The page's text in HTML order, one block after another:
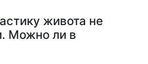
живота не
Можно ли в